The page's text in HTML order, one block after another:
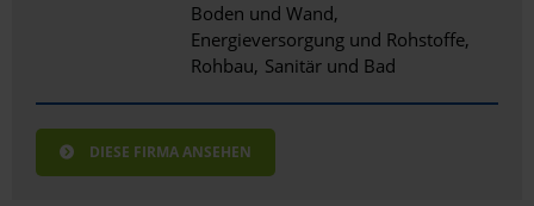
Boden und Wand
Energieversorgung und Rohstoffe
Rohbau Sanitär und Bad
DIESE FIRMA ANSEHEN